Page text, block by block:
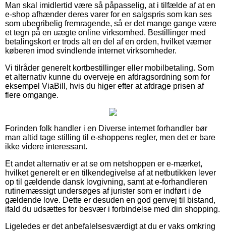
Man skal imidlertid være så påpasselig, at i tilfælde af at en
e-shop afhænder deres varer for en salgspris som kan ses
som ubegribelig fremragende, så er det mange gange være
et tegn på en uægte online virksomhed. Bestillinger med
betalingskort er trods alt en del af en orden, hvilket værner
køberen imod svindlende internet virksomheder.
Vi tilråder generelt kortbestillinger eller mobilbetaling. Som
et alternativ kunne du overveje en afdragsordning som for
eksempel ViaBill, hvis du higer efter at afdrage prisen af
flere omgange.
Forinden folk handler i en Diverse internet forhandler bør
man altid tage stilling til e-shoppens regler, men det er bare
ikke videre interessant.
Et andet alternativ er at se om netshoppen er e-mærket,
hvilket generelt er en tilkendegivelse af at netbutikken lever
op til gældende dansk lovgivning, samt at e-forhandleren
rutinemæssigt undersøges af jurister som er indført i de
gældende love. Dette er desuden en god genvej til bistand,
ifald du udsættes for besvær i forbindelse med din shopping.
Ligeledes er det anbefalelsesværdigt at du er vaks omkring